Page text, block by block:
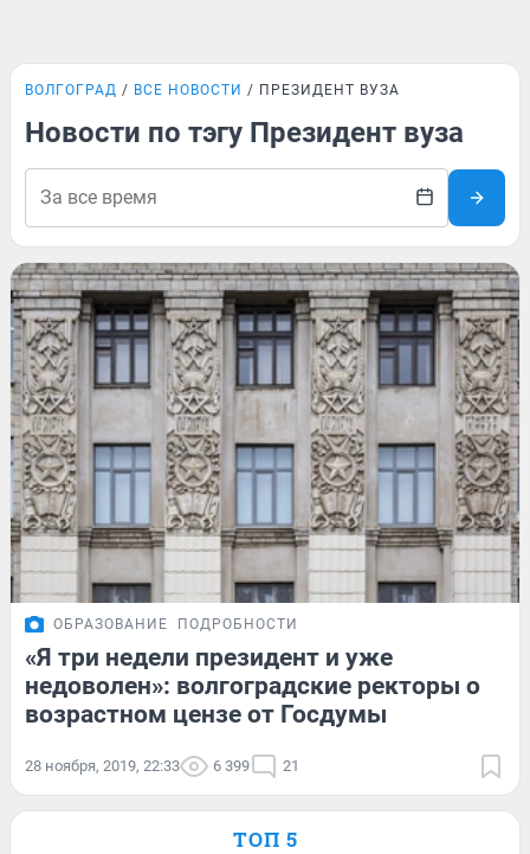
ВОЛГОГРАД ВСЕ НОВОСТИ ПРЕЗИДЕНТ ВУЗА
Новости по тэгу Президент вуза
ОБРАЗОВАНИЕ ПОДРОБНОСТИ
«Я три недели президент и уже
недоволен»: волгоградские ректоры о
возрастном цензе от Госдумы
28 ноября, 2019, 22:33 6 399 21
ТОП 5